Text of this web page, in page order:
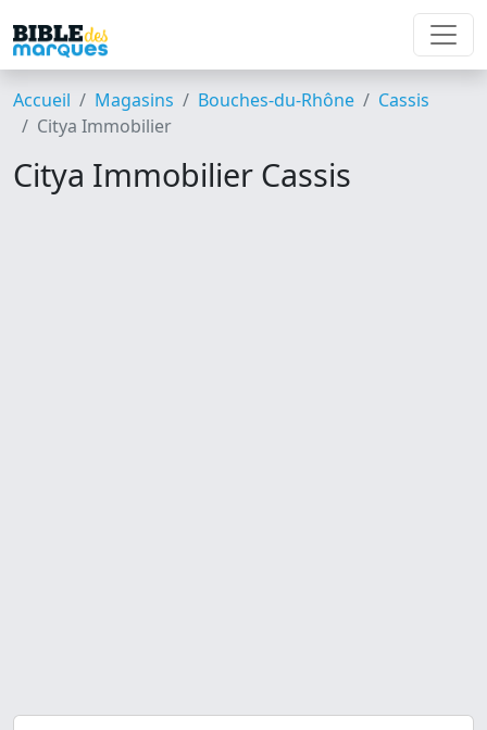
Accueil Magasins Bouches-du-Rhône
Cassis
Citya Immobilier
Citya Immobilier Cassis